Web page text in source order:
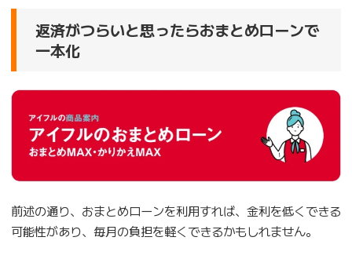
返済がつらいと思ったらおまとめローンで
一本化
前述の通り、おまとめローンを利用すれば、金利を低くできる
可能性があり、毎月の負担を軽くできるかもしれません。